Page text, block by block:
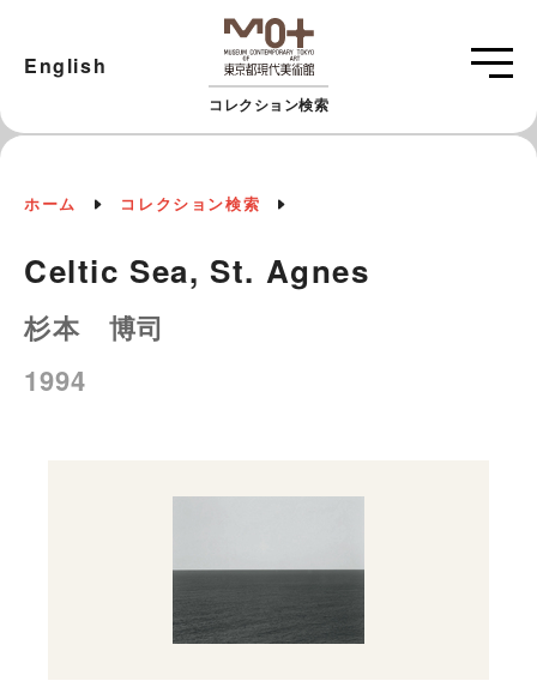
コレクション検索
English
ホーム コレクション検索
Celtic Sea, St. Agnes
杉本 博司
1994